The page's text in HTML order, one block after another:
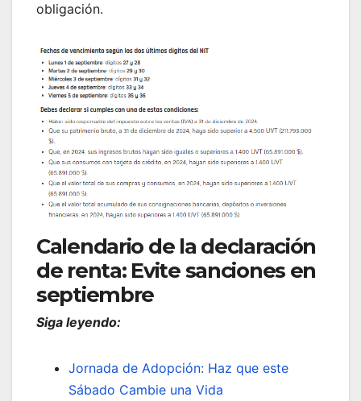
obligación.
Calendario de la declaración
de renta: Evite sanciones en
septiembre
Siga leyendo:
Jornada de Adopción: Haz que este
Sábado Cambie una Vida